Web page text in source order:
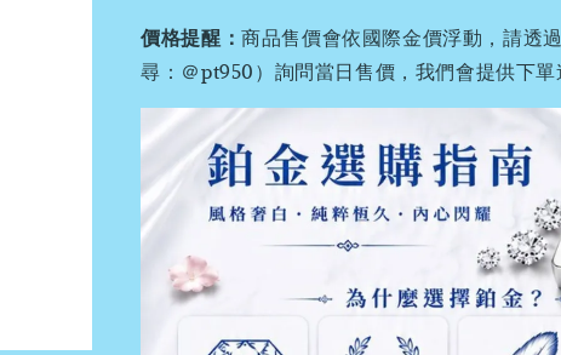
價格提醒：商品售價會依國際金價浮動，請透
尋：＠pt950）詢問當日售價，我們會提供下單